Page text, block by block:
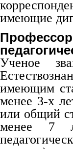
имеющие
Ученое
имеющим
менее 3-х
или общий
менее 7